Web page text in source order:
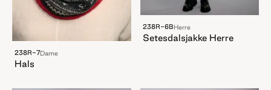
238R-7Dame
Hals
238R-6BHerre
Setesdalsjakke Herre